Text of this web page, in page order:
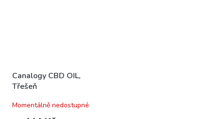
Canalogy CBD OIL,
Třešeň
Momentálně nedostupné